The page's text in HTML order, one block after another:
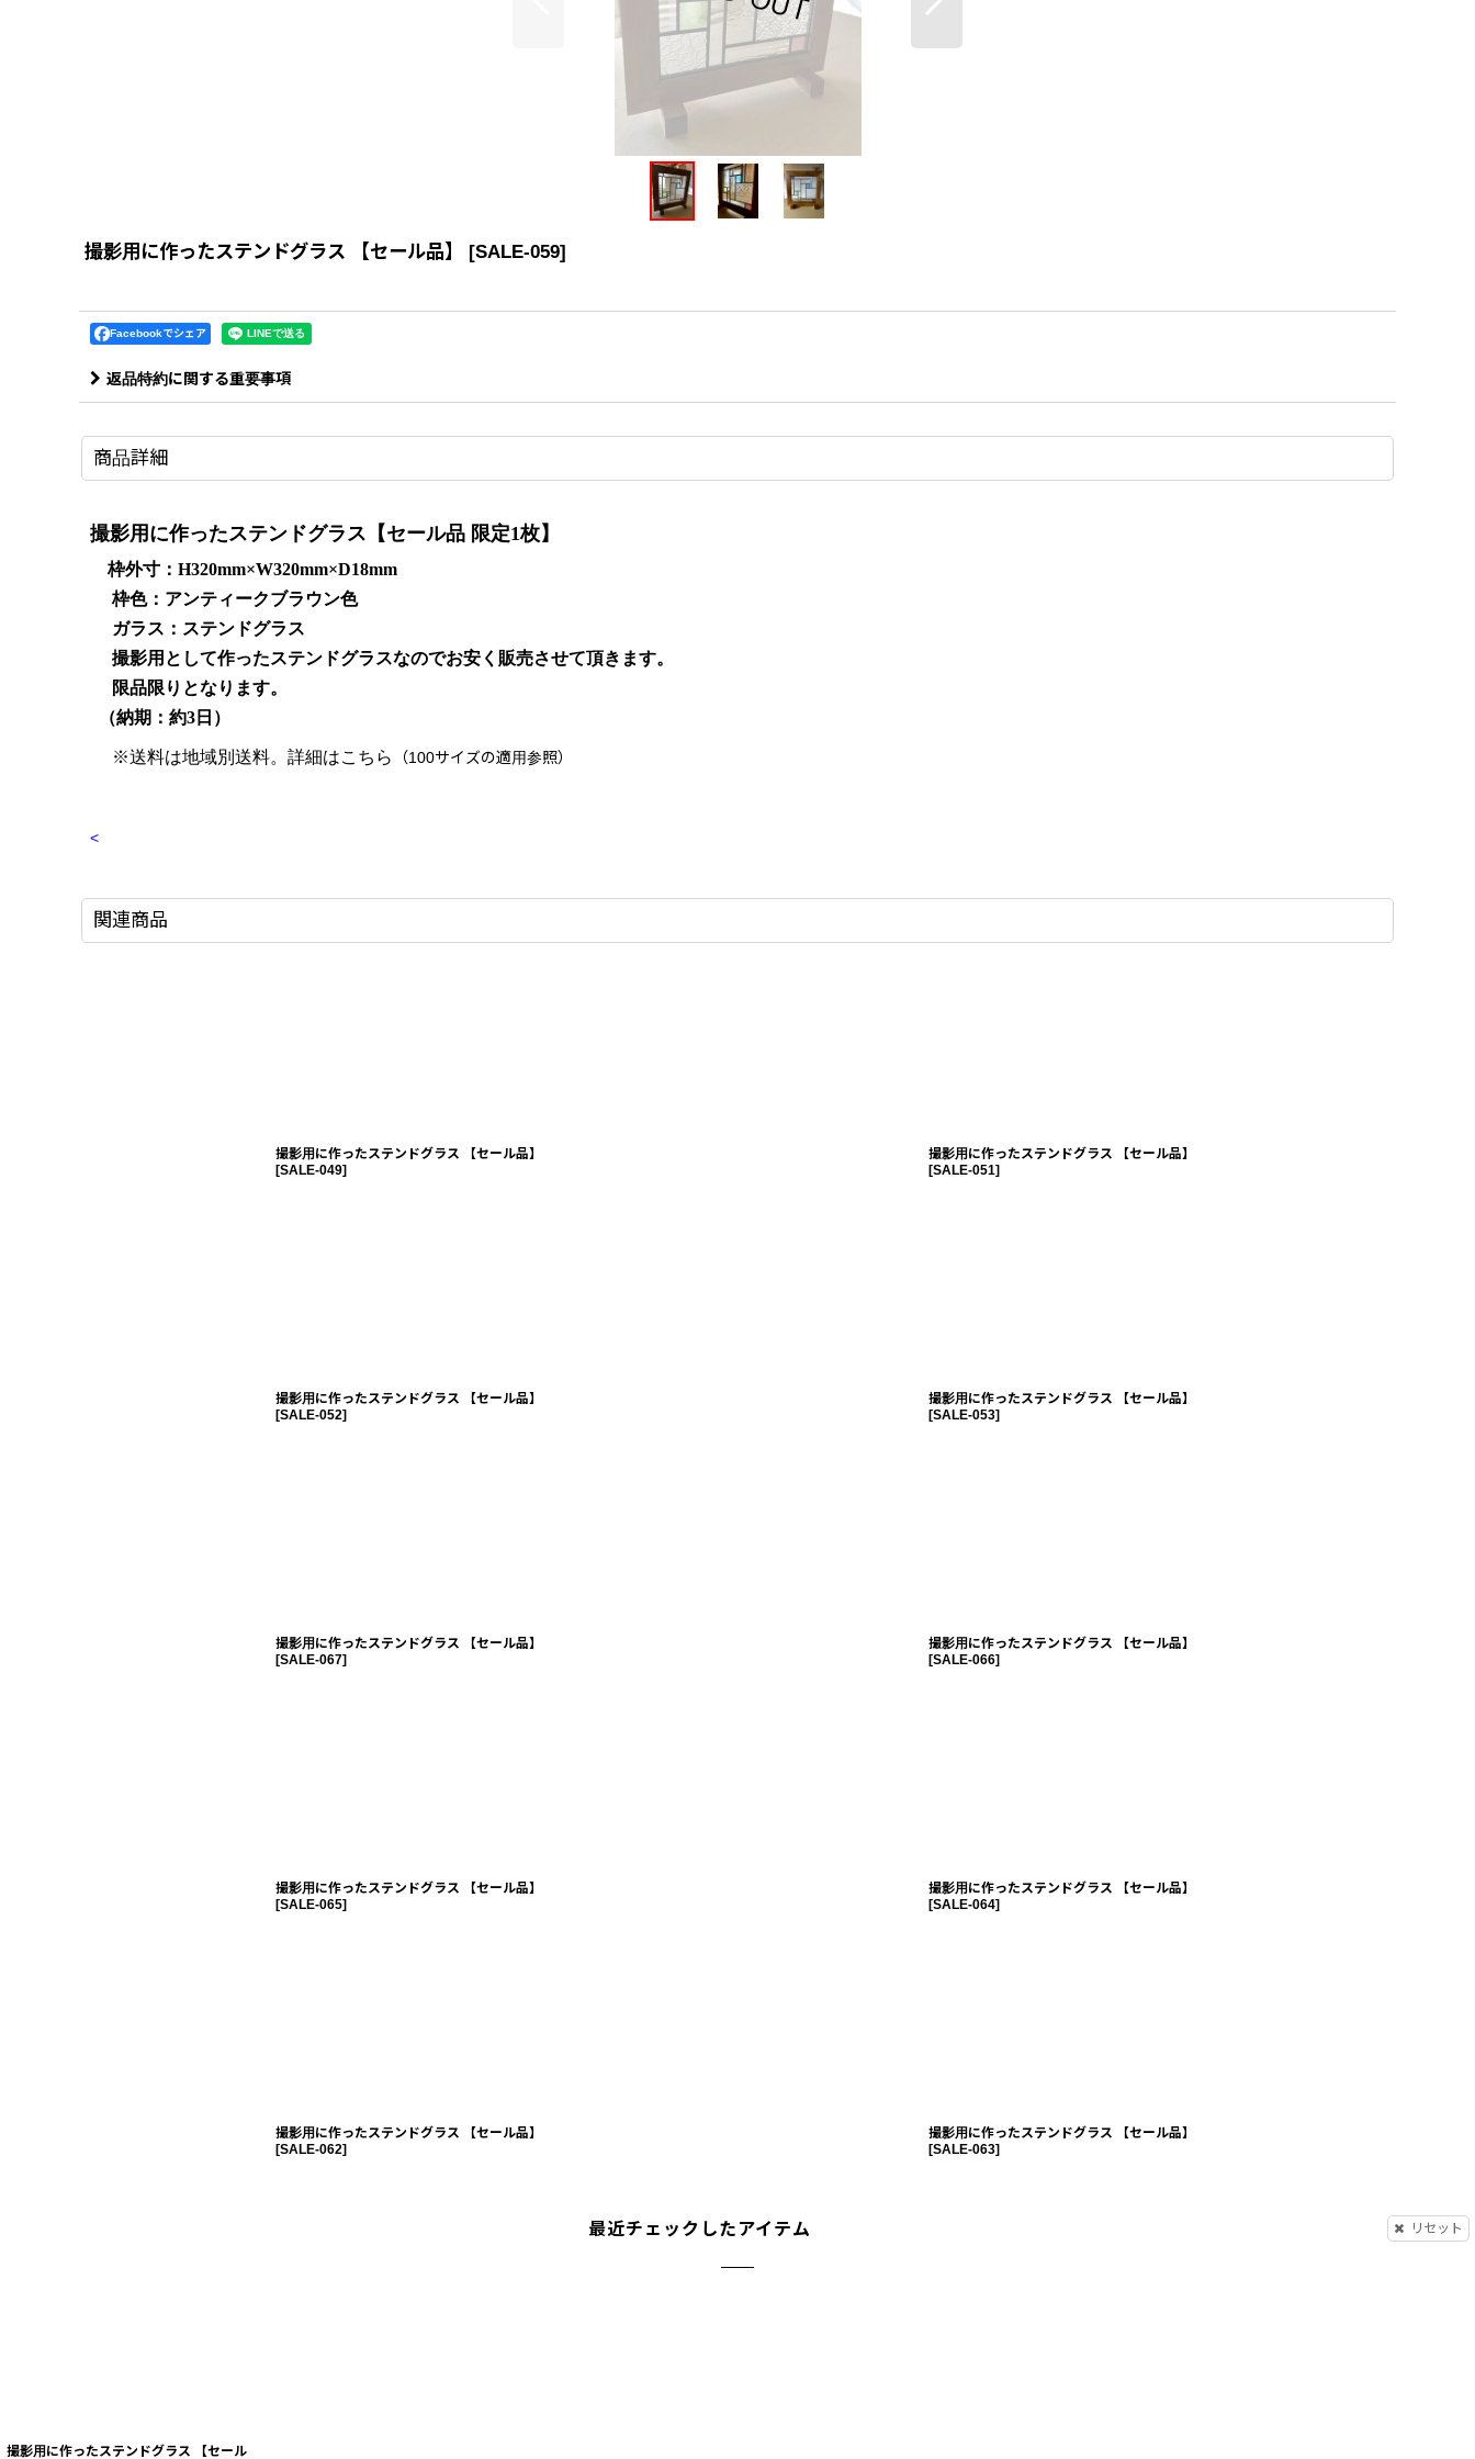
撮影用に作ったステンドグラス 【セール品】 [SALE-059]
Facebookでシェア
返品特約に関する重要事項
商品詳細
撮影用に作ったステンドグラス【セール品 限定1枚】
枠外寸：H320mm×W320mm×D18mm
枠色：アンティークブラウン色
ガラス：ステンドグラス
撮影用として作ったステンドグラスなのでお安く販売させて頂きます。
限品限りとなります。
（納期：約3日）
※送料は地域別送料。詳細はこちら （100サイズの適用参照）
<
関連商品
撮影用に作ったステンドグラス 【セール品】
[SALE-049]
撮影用に作ったステンドグラス 【セール品】
[SALE-051]
撮影用に作ったステンドグラス 【セール品】
[SALE-052]
撮影用に作ったステンドグラス 【セール品】
[SALE-053]
撮影用に作ったステンドグラス 【セール品】
[SALE-067]
撮影用に作ったステンドグラス 【セール品】
[SALE-066]
撮影用に作ったステンドグラス 【セール品】
[SALE-065]
撮影用に作ったステンドグラス 【セール品】
[SALE-064]
撮影用に作ったステンドグラス 【セール品】
[SALE-062]
撮影用に作ったステンドグラス 【セール品】
[SALE-063]
最近チェックしたアイテム リセット
撮影用に作ったステンドグラス 【セール